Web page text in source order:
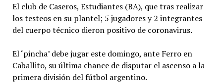
El club de Caseros, Estudiantes (BA), que tras realizar
los testeos en su plantel; 5 jugadores y 2 integrantes
del cuerpo técnico dieron positivo de coronavirus.
El ‘pincha’ debe jugar este domingo, ante Ferro en
Caballito, su última chance de disputar el ascenso a la
primera división del fútbol argentino.